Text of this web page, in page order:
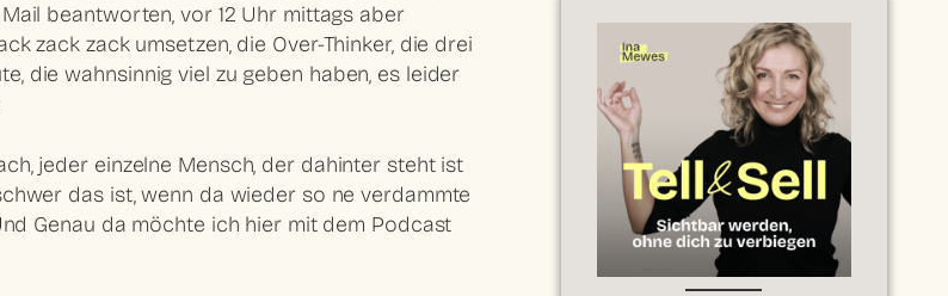
beantworten, vor 12 Uhr mittags aber
zack zack umsetzen, die Over-Thinker, die drei
die wahnsinnig viel zu geben haben, es leider
jeder einzelne Mensch, der dahinter steht ist
das ist, wenn da wieder so ne verdammte
Genau da möchte ich hier mit dem Podcast